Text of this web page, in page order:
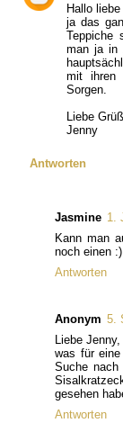
Hallo
ja das
Teppiche
man ja in
mit ihren
Sorgen.
Liebe
Jenny
Antworten
Jasmine 1.
Kann man
noch einen
Antworten
Anonym 5.
Liebe Jenny,
was für
Suche nach
gesehen
Antworten